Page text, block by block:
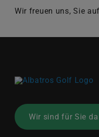
Wir freuen uns, Sie
Wir sind für Sie da